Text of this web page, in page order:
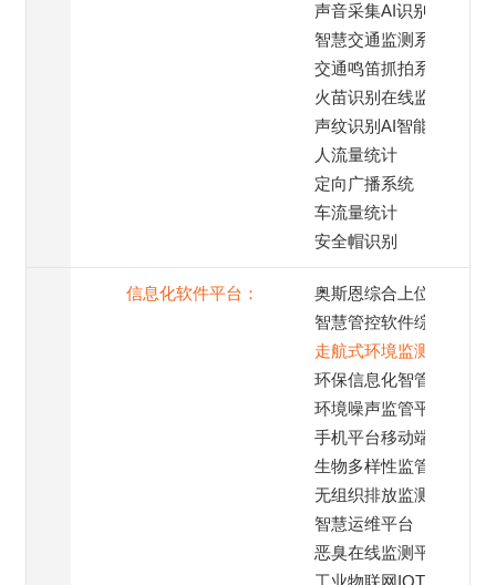
声音采集AI识别系统
智慧交通监测系统
交通鸣笛抓拍系统
火苗识别在线监测
声纹识别AI智能模块
人流量统计
定向广播系统
车流量统计
安全帽识别
信息化软件平台：
奥斯恩综合上位机
智慧管控软件综合平台
走航式环境监测平台
环保信息化智管平台
环境噪声监管平台
手机平台移动端
生物多样性监管平台
无组织排放监测平台
智慧运维平台
恶臭在线监测平台